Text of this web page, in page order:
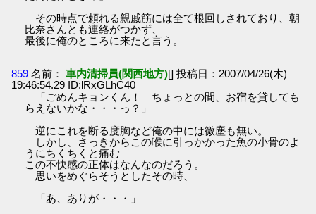
その時点で頼れる親戚筋には全て根回しされており、朝
比奈さんとも連絡がつかず、
最後に俺のところに来たと言う。
859 名前： 車内清掃員(関西地方)[] 投稿日：2007/04/26(木)
19:46:54.29 ID:lRxGLhC40
「ごめんキョンくん！ ちょっとの間、お宿を貸しても
らえないかな・・・っ？」
逆にこれを断る度胸など俺の中には微塵も無い。
しかし、さっきからこの喉に引っかかった魚の小骨のよ
うにちくちくと痛む
この不快感の正体はなんなのだろう。
思いをめぐらそうとしたその時、
「あ、ありが・・・」